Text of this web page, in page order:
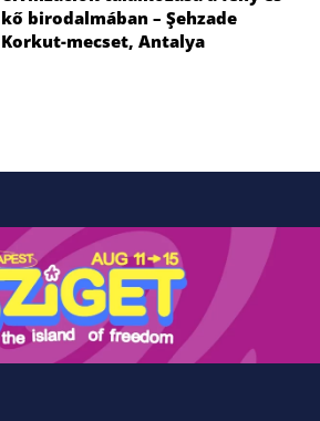
kő birodalmában – Şehzade
Korkut-mecset, Antalya